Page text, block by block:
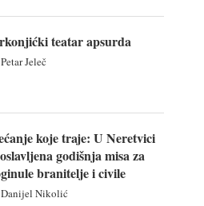
teatar apsurda
Jeleč
koje traje: U Neretvici
godišnja misa za
branitelje i civile
Nikolić